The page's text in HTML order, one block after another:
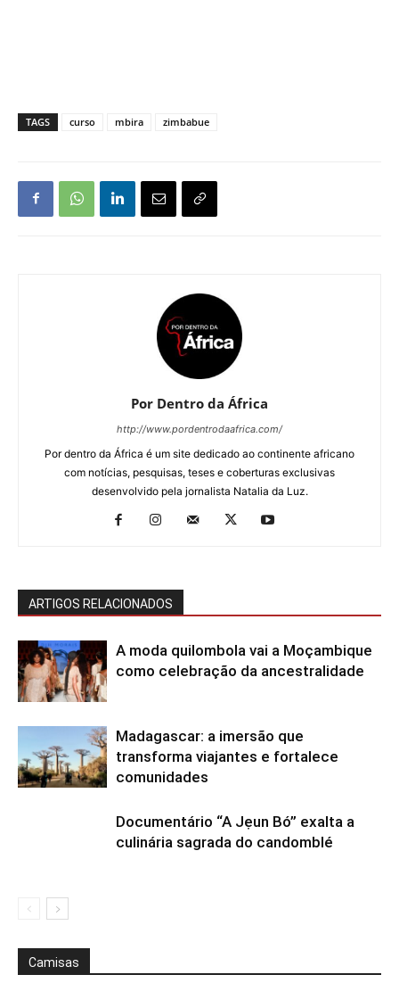
TAGS curso mbira zimbabue
Por Dentro da África
http://www.pordentrodaafrica.com/
Por dentro da África é um site dedicado ao continente africano
com notícias, pesquisas, teses e coberturas exclusivas
desenvolvido pela jornalista Natalia da Luz.
ARTIGOS RELACIONADOS
A moda quilombola vai a Moçambique
como celebração da ancestralidade
Madagascar: a imersão que
transforma viajantes e fortalece
comunidades
Documentário “A Jẹun Bó” exalta a
culinária sagrada do candomblé
Camisas